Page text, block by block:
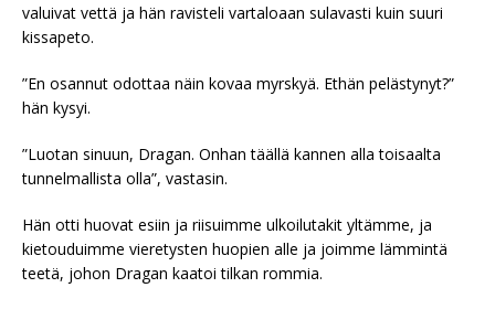
valuivat vettä ja hän ravisteli vartaloaan sulavasti kuin suuri
kissapeto.
”En osannut odottaa näin kovaa myrskyä. Ethän pelästynyt?”
hän kysyi.
”Luotan sinuun, Dragan. Onhan täällä kannen alla toisaalta
tunnelmallista olla”, vastasin.
Hän otti huovat esiin ja riisuimme ulkoilutakit yltämme, ja
kietouduimme vieretysten huopien alle ja joimme lämmintä
teetä, johon Dragan kaatoi tilkan rommia.